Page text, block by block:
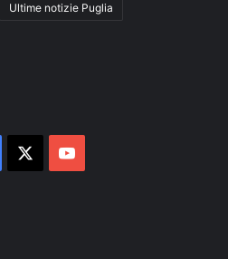
Ultime notizie Puglia
Facebook